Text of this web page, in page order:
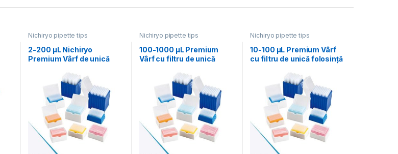
Nichiryo pipette tips
2-200 µL Nichiryo
Premium Vârf de unică
Nichiryo pipette tips
100-1000 µL Premium
Vârf cu filtru de unică
Nichiryo pipette tips
10-100 µL Premium Vârf
cu filtru de unică folosință